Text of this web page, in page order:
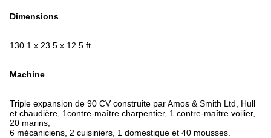
Dimensions
130.1 x 23.5 x 12.5 ft
Machine
Triple expansion de 90 CV construite par Amos & Smith Ltd, Hull
et chaudière, 1contre-maître charpentier, 1 contre-maître voilier,
20 marins,
6 mécaniciens, 2 cuisiniers, 1 domestique et 40 mousses.